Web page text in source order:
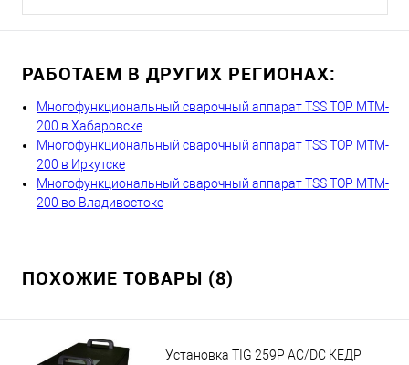
РАБОТАЕМ В ДРУГИХ РЕГИОНАХ:
Многофункциональный сварочный аппарат TSS TOP MTM-
200 в Хабаровске
Многофункциональный сварочный аппарат TSS TOP MTM-
200 в Иркутске
Многофункциональный сварочный аппарат TSS TOP MTM-
200 во Владивостоке
ПОХОЖИЕ ТОВАРЫ (8)
Установка TIG 259P AC/DC КЕДР